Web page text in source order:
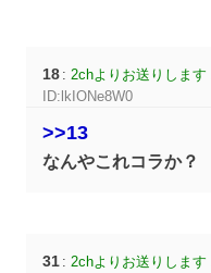
18 : 2chよりお送りします
ID:lkIONe8W0
>>13
なんやこれコラか？
31 : 2chよりお送りします